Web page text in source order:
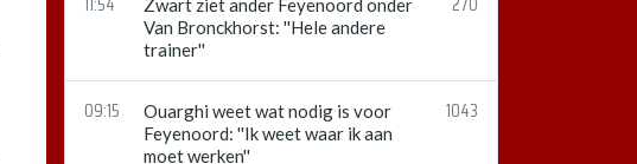
Zwart ziet ander Feyenoord onder
Van Bronckhorst: ''Hele andere
trainer''
09:15
Ouarghi weet wat nodig is voor
Feyenoord: ''Ik weet waar ik aan
moet werken''
1043